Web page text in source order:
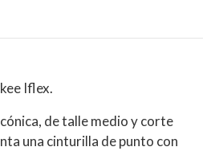
Iflex.
de talle medio y corte
una cinturilla de punto con